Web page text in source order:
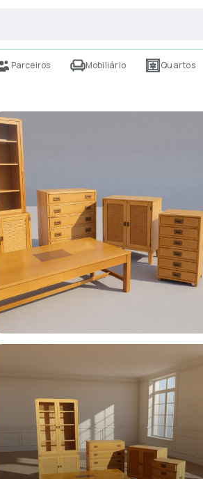
Parceiros Mobiliário Quartos